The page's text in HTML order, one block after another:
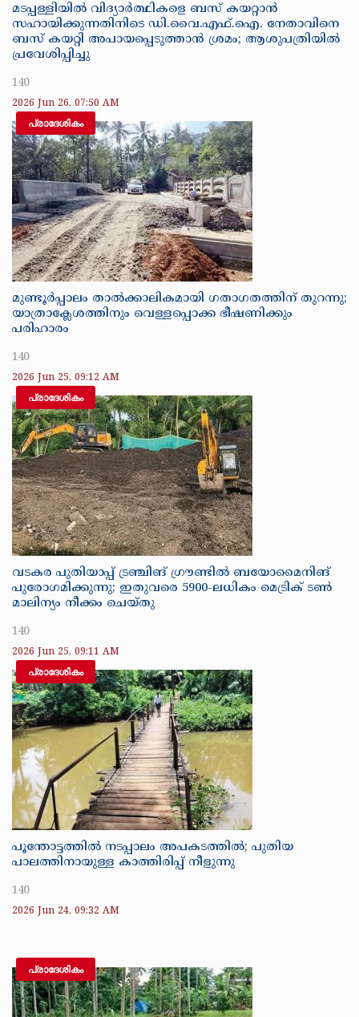
മടപ്പള്ളിയിൽ വിദ്യാർത്ഥികളെ ബസ് കയറ്റാൻ
സഹായിക്കുന്നതിനിടെ ഡി.വൈ.എഫ്.ഐ. നേതാവിനെ
ബസ് കയറ്റി അപായപ്പെടുത്താൻ ശ്രമം; ആശുപത്രിയിൽ
പ്രവേശിപ്പിച്ചു
140
2026 Jun 26, 07:50 AM
പ്രാദേശികം
മുണ്ടൂർപ്പാലം താൽക്കാലികമായി ഗതാഗതത്തിന് തുറന്നു;
യാത്രാക്ലേശത്തിനും വെള്ളപ്പൊക്ക ഭീഷണിക്കും
പരിഹാരം
140
2026 Jun 25, 09:12 AM
പ്രാദേശികം
വടകര പുതിയാപ്പ് ട്രഞ്ചിങ് ഗ്രൗണ്ടിൽ ബയോമൈനിങ്
പുരോഗമിക്കുന്നു; ഇതുവരെ 5900-ലധികം മെട്രിക് ടൺ
മാലിന്യം നീക്കം ചെയ്തു
140
2026 Jun 25, 09:11 AM
പ്രാദേശികം
പൂന്തോട്ടത്തിൽ നടപ്പാലം അപകടത്തിൽ; പുതിയ
പാലത്തിനായുള്ള കാത്തിരിപ്പ് നീളുന്നു
140
2026 Jun 24, 09:32 AM
പ്രാദേശികം